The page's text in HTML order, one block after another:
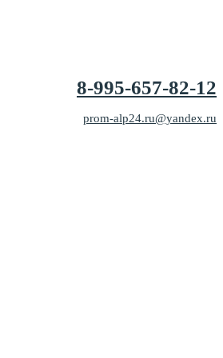
8-995-657-82-12
prom-alp24.ru@yandex.ru